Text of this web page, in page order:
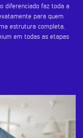
diferenciado faz toda a
para quem
estrutura completa,
em todas as etapas